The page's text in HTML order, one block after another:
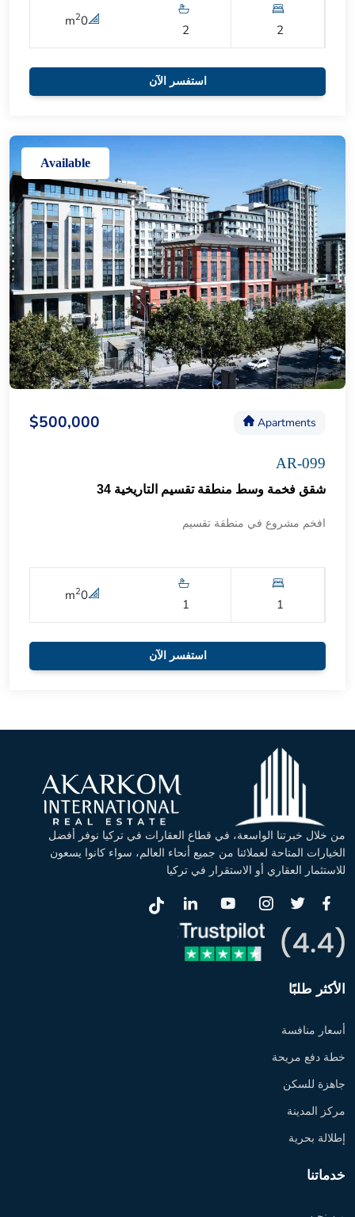
2
2
0
m2
استفسر الآن
Available
Apartments
$500,000
AR-099
شقق فخمة وسط منطقة تقسيم التاريخية 34
افخم مشروع في منطقة تقسيم
1
1
0
m2
استفسر الآن
من خلال خبرتنا الواسعة، في قطاع العقارات في تركيا نوفر أفضل
الخيارات المتاحة لعملائنا من جميع أنحاء العالم، سواء كانوا يسعون
للاستثمار العقاري أو الاستقرار في تركيا
الأكثر طلبًا
أسعار منافسة
خطة دفع مريحة
جاهزة للسكن
مركز المدينة
إطلالة بحرية
خدماتنا